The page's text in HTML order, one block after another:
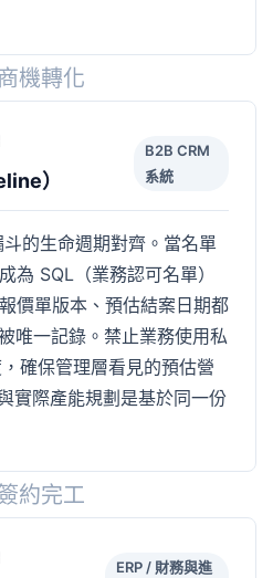
機轉化
）
B2B CRM
系統
的生命週期對齊。當名單
為 SQL（業務認可名單）
價單版本、預估結案日期都
唯一記錄。禁止業務使用私
確保管理層看見的預估營
實際產能規劃是基於同一份
約完工
ERP / 財務與進